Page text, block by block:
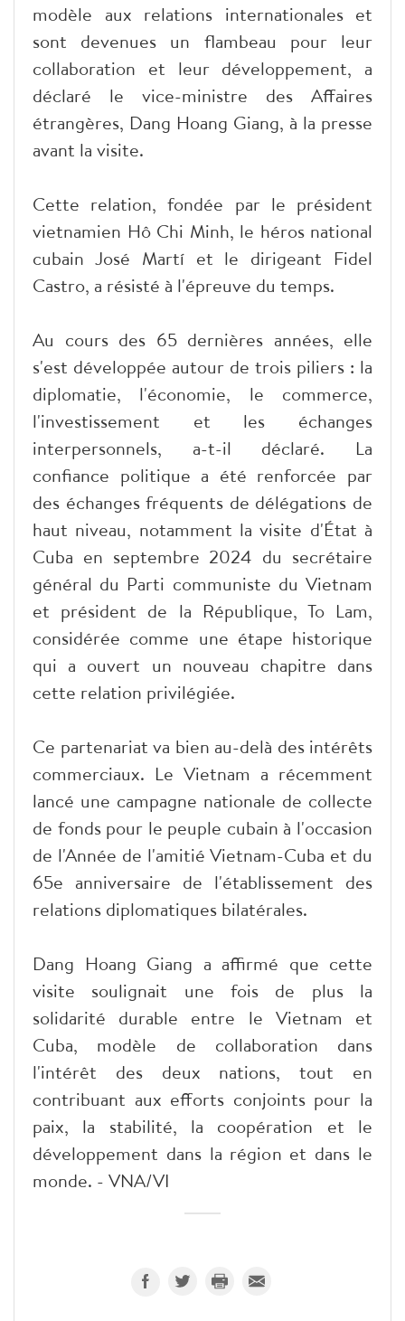
modèle aux relations internationales et
sont devenues un flambeau pour leur
collaboration et leur développement, a
déclaré le vice-ministre des Affaires
étrangères, Dang Hoang Giang, à la presse
avant la visite.
Cette relation, fondée par le président
vietnamien Hô Chi Minh, le héros national
cubain José Martí et le dirigeant Fidel
Castro, a résisté à l'épreuve du temps.
Au cours des 65 dernières années, elle
s'est développée autour de trois piliers : la
diplomatie, l'économie, le commerce,
l'investissement et les échanges
interpersonnels, a-t-il déclaré. La
confiance politique a été renforcée par
des échanges fréquents de délégations de
haut niveau, notamment la visite d'État à
Cuba en septembre 2024 du secrétaire
général du Parti communiste du Vietnam
et président de la République, To Lam,
considérée comme une étape historique
qui a ouvert un nouveau chapitre dans
cette relation privilégiée.
Ce partenariat va bien au-delà des intérêts
commerciaux. Le Vietnam a récemment
lancé une campagne nationale de collecte
de fonds pour le peuple cubain à l'occasion
de l'Année de l'amitié Vietnam-Cuba et du
65e anniversaire de l'établissement des
relations diplomatiques bilatérales.
Dang Hoang Giang a affirmé que cette
visite soulignait une fois de plus la
solidarité durable entre le Vietnam et
Cuba, modèle de collaboration dans
l'intérêt des deux nations, tout en
contribuant aux efforts conjoints pour la
paix, la stabilité, la coopération et le
développement dans la région et dans le
monde. - VNA/VI